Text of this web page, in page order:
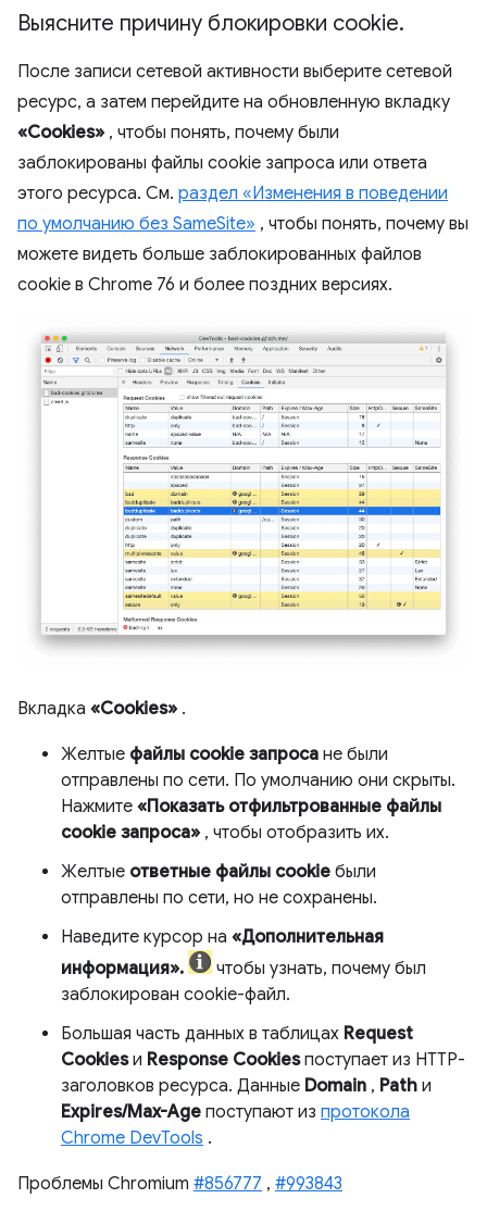
Выясните причину блокировки cookie.
После записи сетевой активности выберите сетевой
ресурс, а затем перейдите на обновленную вкладку
«Cookies» , чтобы понять, почему были
заблокированы файлы cookie запроса или ответа
этого ресурса. См. раздел «Изменения в поведении
по умолчанию без SameSite» , чтобы понять, почему вы
можете видеть больше заблокированных файлов
cookie в Chrome 76 и более поздних версиях.
Вкладка «Cookies» .
Желтые файлы cookie запроса не были
отправлены по сети. По умолчанию они скрыты.
Нажмите «Показать отфильтрованные файлы
cookie запроса» , чтобы отобразить их.
Желтые ответные файлы cookie были
отправлены по сети, но не сохранены.
Наведите курсор на «Дополнительная
информация».
чтобы узнать, почему был
заблокирован cookie-файл.
Большая часть данных в таблицах Request
Cookiesи Response Cookiesпоступает из HTTP-
заголовков ресурса. Данные Domain , Path и
Expires/Max-Age поступают из протокола
Chrome DevTools .
Проблемы Chromium #856777 , #993843